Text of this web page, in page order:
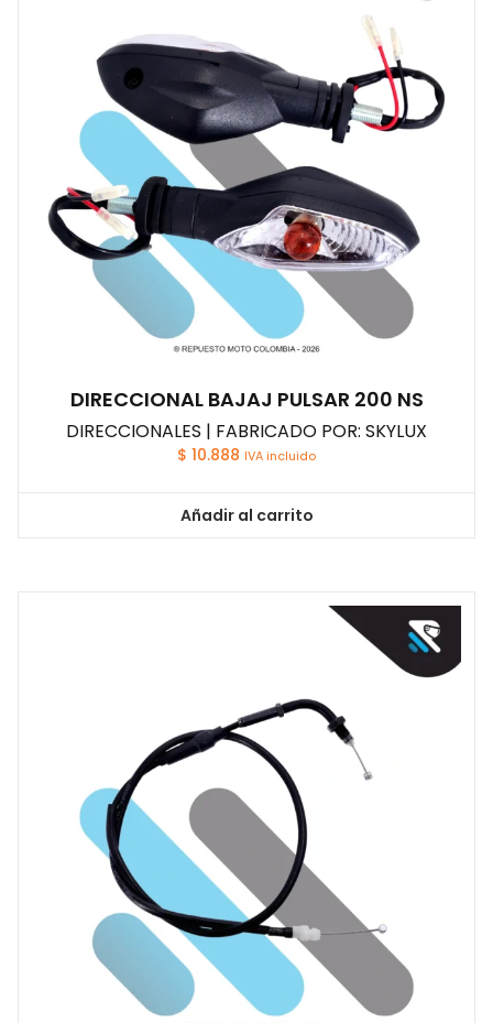
DIRECCIONAL BAJAJ PULSAR 200 NS
DIRECCIONALES | FABRICADO POR: SKYLUX
$ 10.888 IVA incluido
Añadir al carrito